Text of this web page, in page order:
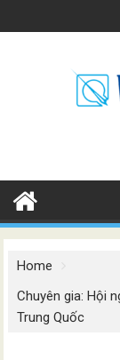
to
Home
Chuyên gia: Hội
Trung Quốc